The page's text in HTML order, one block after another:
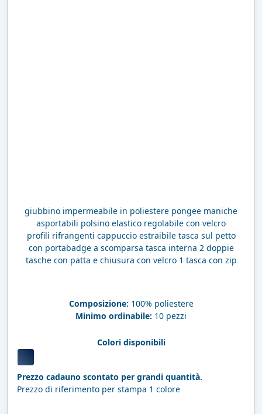
giubbino impermeabile in poliestere pongee maniche
asportabili polsino elastico regolabile con velcro
profili rifrangenti cappuccio estraibile tasca sul petto
con portabadge a scomparsa tasca interna 2 doppie
tasche con patta e chiusura con velcro 1 tasca con zip
Composizione: 100% poliestere
Minimo ordinabile: 10 pezzi
Colori disponibili
Prezzo cadauno scontato per grandi quantità.
Prezzo di riferimento per stampa 1 colore